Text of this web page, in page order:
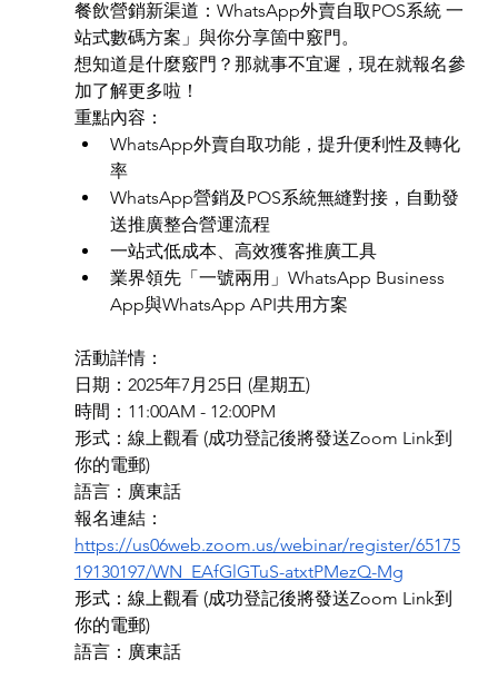
餐飲營銷新渠道：WhatsApp外賣自取POS系統 一
站式數碼方案」與你分享箇中竅門。
想知道是什麼竅門？那就事不宜遲，現在就報名參
加了解更多啦！
重點內容：
WhatsApp外賣自取功能，提升便利性及轉化
率
WhatsApp營銷及POS系統無縫對接，自動發
送推廣整合營運流程
一站式低成本、高效獲客推廣工具
業界領先「一號兩用」WhatsApp Business
App與WhatsApp API共用方案
活動詳情：
日期：2025年7月25日 (星期五)
時間：11:00AM - 12:00PM
形式：線上觀看 (成功登記後將發送Zoom Link到
你的電郵)
語言：廣東話
報名連結：
https://us06web.zoom.us/webinar/register/65175
19130197/WN_EAfGlGTuS-atxtPMezQ-Mg
形式：線上觀看 (成功登記後將發送Zoom Link到
你的電郵)
語言：廣東話